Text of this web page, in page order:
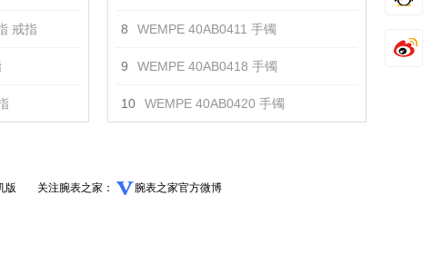
戒指 8 WEMPE 40AB0411 手镯
9 WEMPE 40AB0418 手镯
10 WEMPE 40AB0420 手镯
版 关注腕表之家： 腕表之家官方微博